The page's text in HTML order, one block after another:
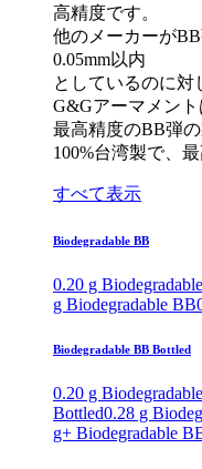
高精度です。
他のメーカーが
0.05mm以内
としているのに対
G&Gアーマメント
最高精度のBB弾
100%台湾製で、
すべて表示
Biodegradable BB
0.20 g
g Biodegradable BB
Biodegradable BB Bottled
0.20 g
Bottled0.28 g
g+ Biodegradable